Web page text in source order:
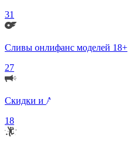
31
Сливы онлифанс моделей 18+
27
Скидки и Акции
18